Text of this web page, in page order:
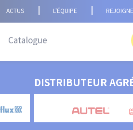
ACTUS L'ÉQUIPE
Catalogue
DISTRIBUTEUR